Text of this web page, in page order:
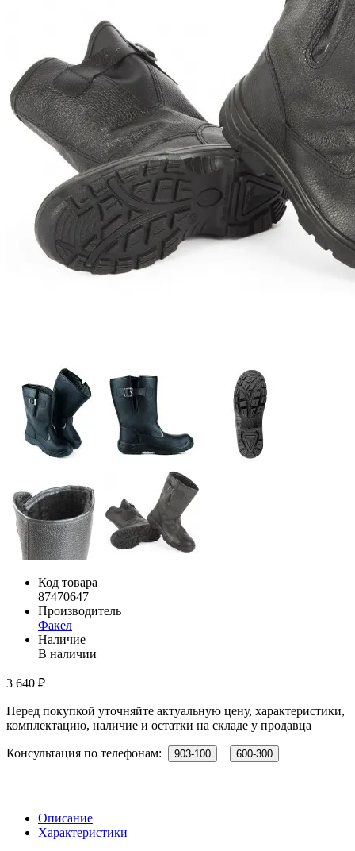
Код товара
87470647
Производитель
Факел
Наличие
В наличии
3 640 ₽
Перед покупкой уточняйте актуальную цену, характеристики,
комплектацию, наличие и остатки на складе у продавца
Консультация по телефонам: 903-100 600-300
Описание
Характеристики